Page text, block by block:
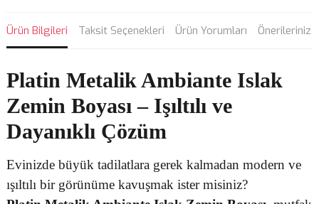
Ürün Bilgileri Taksit Seçenekleri Ürün Yorumları Önerileriniz
Platin Metalik Ambiante Islak
Zemin Boyası – Işıltılı ve
Dayanıklı Çözüm
Evinizde büyük tadilatlara gerek kalmadan modern ve
ışıltılı bir görünüme kavuşmak ister misiniz?